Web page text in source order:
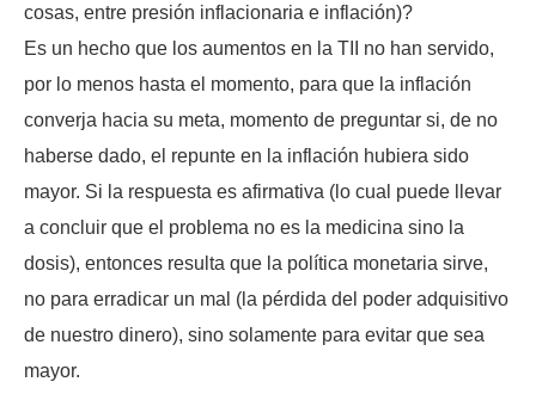
cosas, entre presión inflacionaria e inflación)?
Es un hecho que los aumentos en la TII no han servido,
por lo menos hasta el momento, para que la inflación
converja hacia su meta, momento de preguntar si, de no
haberse dado, el repunte en la inflación hubiera sido
mayor. Si la respuesta es afirmativa (lo cual puede llevar
a concluir que el problema no es la medicina sino la
dosis), entonces resulta que la política monetaria sirve,
no para erradicar un mal (la pérdida del poder adquisitivo
de nuestro dinero), sino solamente para evitar que sea
mayor.